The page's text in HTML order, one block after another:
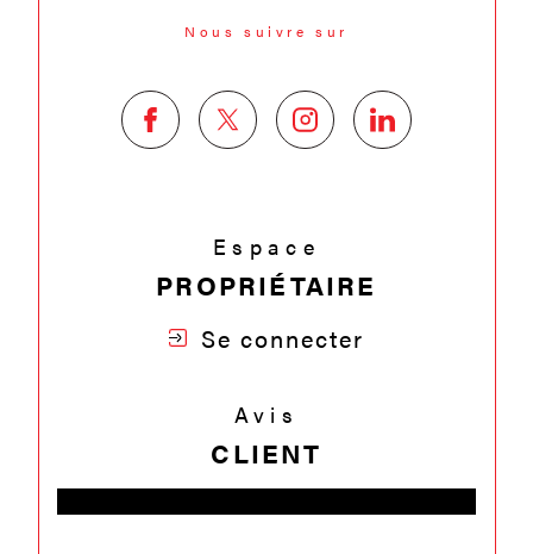
Nous suivre sur
Espace
PROPRIÉTAIRE
Se connecter
Avis
CLIENT